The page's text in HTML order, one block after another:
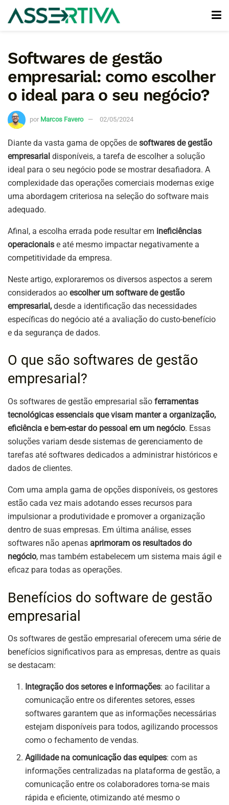
Softwares de gestão
empresarial: como escolher
o ideal para o seu negócio?
por Marcos Favero 02/05/2024
Diante da vasta gama de opções de softwares de gestão
empresarial disponíveis, a tarefa de escolher a solução
ideal para o seu negócio pode se mostrar desafiadora. A
complexidade das operações comerciais modernas exige
uma abordagem criteriosa na seleção do software mais
adequado.
Afinal, a escolha errada pode resultar em ineficiências
operacionais e até mesmo impactar negativamente a
competitividade da empresa.
Neste artigo, exploraremos os diversos aspectos a serem
considerados ao escolher um software de gestão
empresarial, desde a identificação das necessidades
específicas do negócio até a avaliação do custo-benefício
e da segurança de dados.
O que são softwares de gestão
empresarial?
Os softwares de gestão empresarial são ferramentas
tecnológicas essenciais que visam manter a organização,
eficiência e bem-estar do pessoal em um negócio. Essas
soluções variam desde sistemas de gerenciamento de
tarefas até softwares dedicados a administrar históricos e
dados de clientes.
Com uma ampla gama de opções disponíveis, os gestores
estão cada vez mais adotando esses recursos para
impulsionar a produtividade e promover a organização
dentro de suas empresas. Em última análise, esses
softwares não apenas aprimoram os resultados do
negócio, mas também estabelecem um sistema mais ágil e
eficaz para todas as operações.
Benefícios do software de gestão
empresarial
Os softwares de gestão empresarial oferecem uma série de
benefícios significativos para as empresas, dentre as quais
se destacam:
Integração dos setores e informações: ao facilitar a
comunicação entre os diferentes setores, esses
softwares garantem que as informações necessárias
estejam disponíveis para todos, agilizando processos
como o fechamento de vendas.
Agilidade na comunicação das equipes: com as
informações centralizadas na plataforma de gestão, a
comunicação entre os colaboradores torna-se mais
rápida e eficiente, otimizando até mesmo o